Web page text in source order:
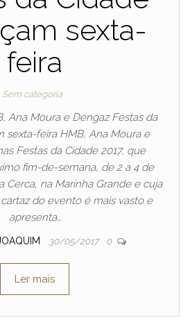
sexta-
feira
Sem categoria
Ana Moura e Dengaz Festas da
sexta-feira HMB, Ana Moura e
Festas da Cidade 2017, que
fim-de-semana, de 2 a 4 de
Cerca, na Marinha Grande e cuja
do evento é mais vasto e
apresenta…
30/05/2017 0
Ler mais